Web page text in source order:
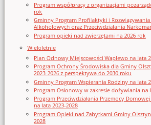
Program współpracy z organizacjami
rok
Gminny Program Profilaktyki i
Alkoholowych oraz Przeciwdziałania
Program opieki nad zwierzętami na 2026 rok
Wieloletnie
Plan Odnowy Miejscowości Waplewo na lata
Program Ochrony Środowiska dla Gminy
2023-2026 z perspektywą do 2030 roku
Gminny Program Wspierania Rodziny na lata
Program Osłonowy w zakresie dożywiania na
Program Przeciwdziałania Przemocy
na lata 2023-2028
Program Opieki nad Zabytkami Gminy
2028